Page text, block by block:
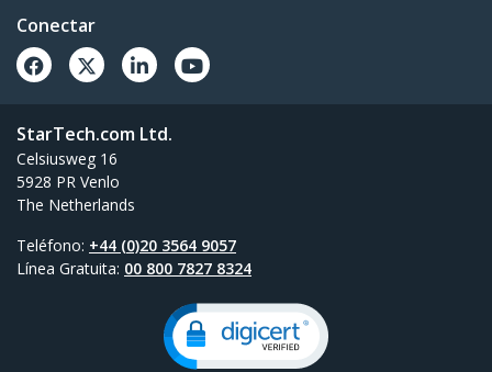
Conectar
StarTech.com Ltd.
Celsiusweg 16
5928 PR Venlo
The Netherlands
Teléfono: +44 (0)20 3564 9057
Línea Gratuita: 00 800 7827 8324